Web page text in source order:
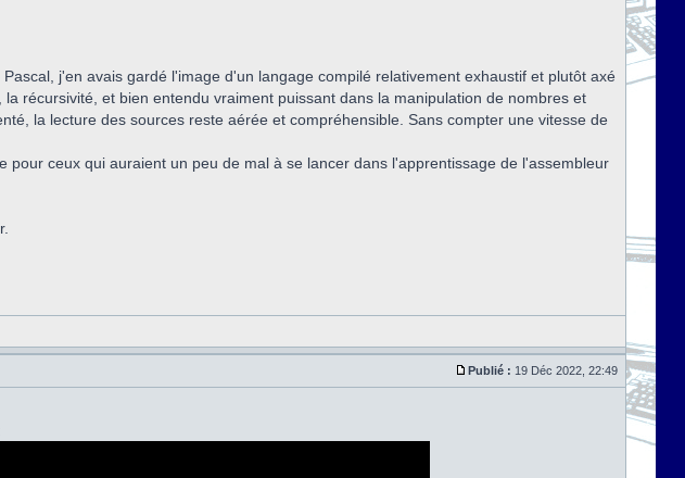
j'en avais gardé l'image d'un langage compilé relativement exhaustif et plutôt axé
récursivité, et bien entendu vraiment puissant dans la manipulation de nombres et
la lecture des sources reste aérée et compréhensible. Sans compter une vitesse de
ceux qui auraient un peu de mal à se lancer dans l'apprentissage de l'assembleur
Publié : 19 Déc 2022, 22:49